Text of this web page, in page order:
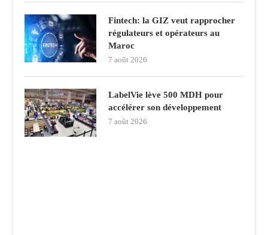
Fintech: la GIZ veut rapprocher
régulateurs et opérateurs au
Maroc
7 août 2026
LabelVie lève 500 MDH pour
accélérer son développement
7 août 2026